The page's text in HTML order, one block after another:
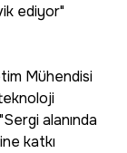
ediyor"
Mühendisi
alanında
katkı